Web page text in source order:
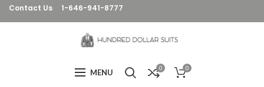
Contact Us 1-646-941-8777
MENU 0 0